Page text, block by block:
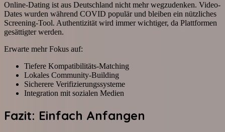
Online-Dating ist aus Deutschland nicht mehr wegzudenken. Video-
Dates wurden während COVID populär und bleiben ein nützliches
Screening-Tool. Authentizität wird immer wichtiger, da Plattformen
gesättigter werden.
Erwarte mehr Fokus auf:
Tiefere Kompatibilitäts-Matching
Lokales Community-Building
Sicherere Verifizierungssysteme
Integration mit sozialen Medien
Fazit: Einfach Anfangen